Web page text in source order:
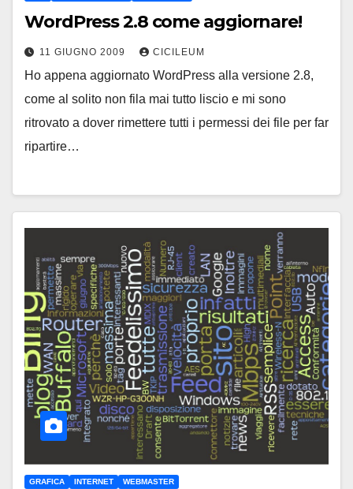
WordPress 2.8 come aggiornare!
11 GIUGNO 2009 CICILEUM
Ho appena aggiornato WordPress alla versione 2.8,
come al solito non fila mai tutto liscio e mi sono
ritrovato a dover rimettere tutti i permessi dei file per far
ripartire…
GRAFICA INTERNET WEBMASTER